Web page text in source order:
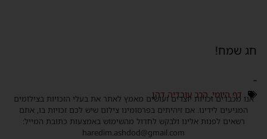
חג שמח!
-
דף היומי,הרב עובדיה דהן
אנו מכבדים זכויות יוצרים ועושים מאמץ לאתר את בעלי הזכויות בצילומים
המגיעים לידינו. אם זיהיתים בפרסומינו צילום שיש לכם זכויות בו, אתם
רשאים לפנות אלינו ולבקש לחדול מהשימוש באמצעות כתובת המייל:
haredim.ashdod@gmail.com